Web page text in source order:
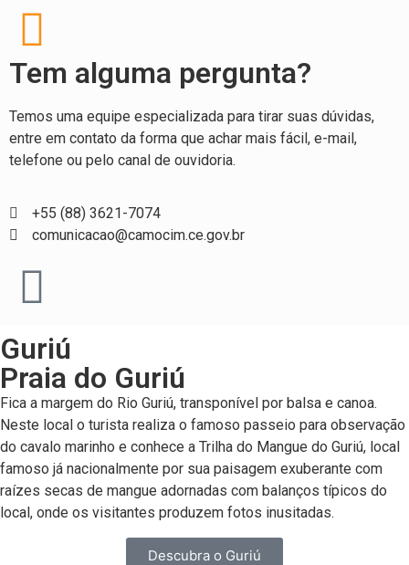
Tem alguma pergunta?
Temos uma equipe especializada para tirar suas dúvidas,
entre em contato da forma que achar mais fácil, e-mail,
telefone ou pelo canal de ouvidoria.
+55 (88) 3621-7074
comunicacao@camocim.ce.gov.br
Guriú
Praia do Guriú
Fica a margem do Rio Guriú, transponível por balsa e canoa.
Neste local o turista realiza o famoso passeio para observação
do cavalo marinho e conhece a Trilha do Mangue do Guriú, local
famoso já nacionalmente por sua paisagem exuberante com
raízes secas de mangue adornadas com balanços típicos do
local, onde os visitantes produzem fotos inusitadas.
Descubra o Guriú